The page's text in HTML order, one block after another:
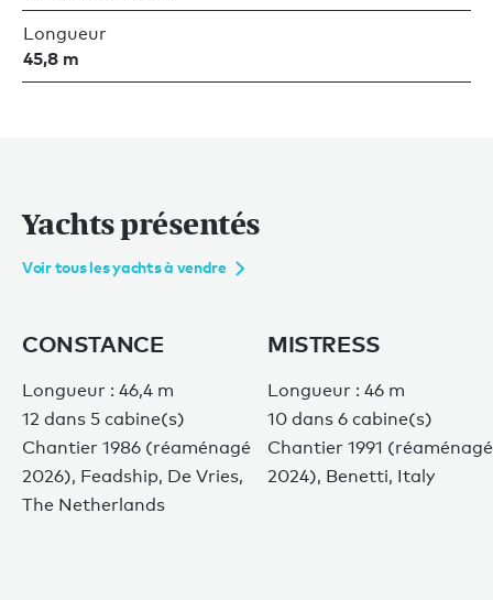
Longueur
45,8 m
Yachts présentés
Voir tous les yachts à vendre
CONSTANCE
Longueur : 46,4 m
12 dans 5 cabine(s)
Chantier 1986 (réaménagé
2026), Feadship, De Vries,
The Netherlands
MISTRESS
Longueur : 46 m
10 dans 6 cabine(s)
Chantier 1991 (réaménagé
2024), Benetti, Italy